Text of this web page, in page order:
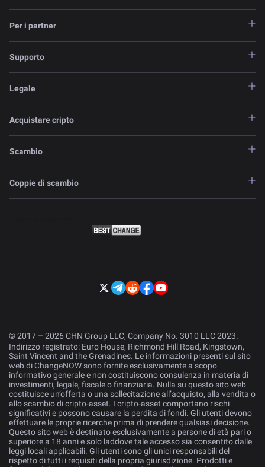
Per i partner
Supporto
Legale
Acquistare cripto
Scambio
Coppie di scambio
© 2017 – 2026 CHN Group LLC, Company No. 3010 LLC 2023.
Indirizzo registrato: Euro House, Richmond Hill Road, Kingstown,
Saint Vincent and the Grenadines. Le informazioni presenti sul sito
web di ChangeNOW sono fornite esclusivamente a scopo
informativo generale e non costituiscono consulenza in materia di
investimenti, legale, fiscale o finanziaria. Nulla su questo sito web
costituisce un’offerta o una sollecitazione all’acquisto, alla vendita o
allo scambio di cripto-asset. I cripto-asset comportano rischi
significativi e possono causare la perdita di fondi. Gli utenti devono
effettuare le proprie ricerche prima di prendere qualsiasi decisione.
Questo sito web è destinato esclusivamente a persone di età pari o
superiore a 18 anni e solo laddove tale accesso sia consentito dalle
leggi locali applicabili. Gli utenti sono gli unici responsabili del
rispetto di tutti i requisiti della propria giurisdizione. Prodotti e